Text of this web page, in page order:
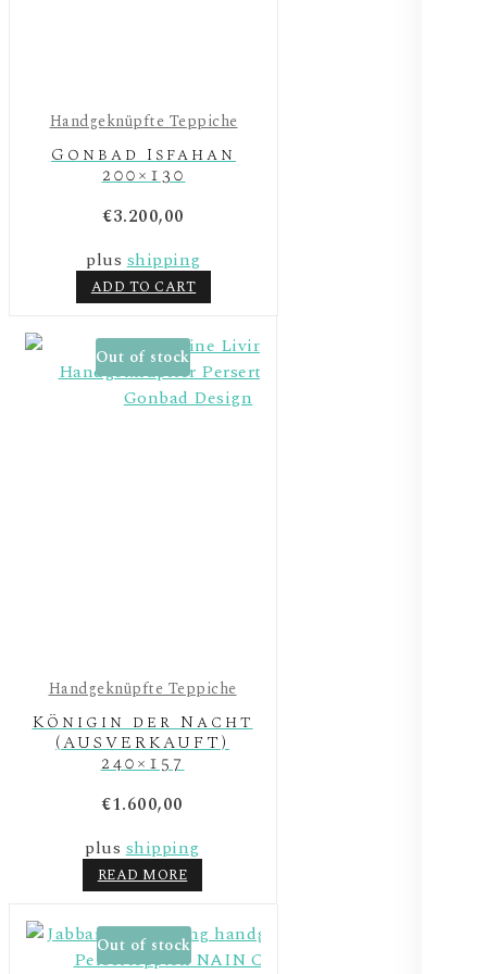
Handgeknüpfte Teppiche
Gonbad Isfahan
200×130
€3.200,00
plusshipping
ADD TO CART
Handgeknüpfte Teppiche
Out of stock
Königin der Nacht
(AUSVERKAUFT)
240×157
€1.600,00
plusshipping
READ MORE
Out of stock